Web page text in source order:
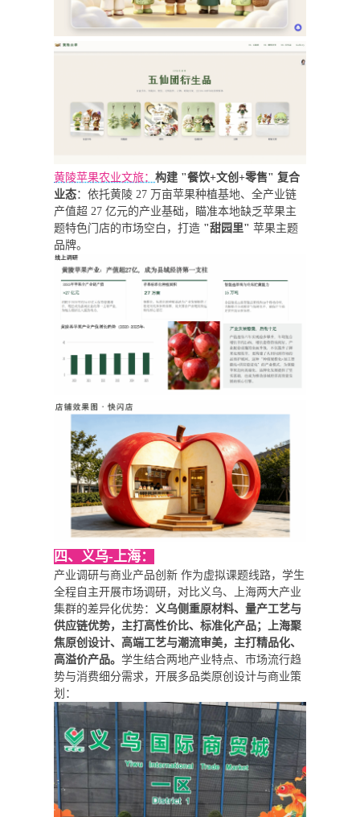
黄陵苹果农业文旅：构建 "餐饮+文创+零售" 复合
业态：依托黄陵 27 万亩苹果种植基地、全产业链
产值超 27 亿元的产业基础，瞄准本地缺乏苹果主
题特色门店的市场空白，打造 "甜园里" 苹果主题
品牌。
四、义乌-上海：
产业调研与商业产品创新 作为虚拟课题线路，学生
全程自主开展市场调研，对比义乌、上海两大产业
集群的差异化优势：
义乌侧重原材料、量产工艺与
供应链优势，主打高性价比、标准化产品；上海聚
焦原创设计、高端工艺与潮流审美，主打精品化、
高溢价产品。学生结合两地产业特点、市场流行趋
势与消费细分需求，开展多品类原创设计与商业策
划：